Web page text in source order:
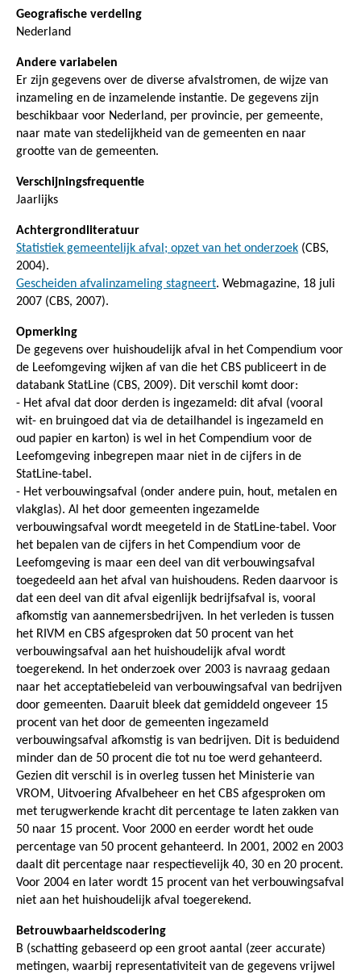
Geografische verdeling
Nederland
Andere variabelen
Er zijn gegevens over de diverse afvalstromen, de wijze van
inzameling en de inzamelende instantie. De gegevens zijn
beschikbaar voor Nederland, per provincie, per gemeente,
naar mate van stedelijkheid van de gemeenten en naar
grootte van de gemeenten.
Verschijningsfrequentie
Jaarlijks
Achtergrondliteratuur
Statistiek gemeentelijk afval; opzet van het onderzoek (CBS,
2004).
Gescheiden afvalinzameling stagneert. Webmagazine, 18 juli
2007 (CBS, 2007).
Opmerking
De gegevens over huishoudelijk afval in het Compendium voor
de Leefomgeving wijken af van die het CBS publiceert in de
databank StatLine (CBS, 2009). Dit verschil komt door:
- Het afval dat door derden is ingezameld: dit afval (vooral
wit- en bruingoed dat via de detailhandel is ingezameld en
oud papier en karton) is wel in het Compendium voor de
Leefomgeving inbegrepen maar niet in de cijfers in de
StatLine-tabel.
- Het verbouwingsafval (onder andere puin, hout, metalen en
vlakglas). Al het door gemeenten ingezamelde
verbouwingsafval wordt meegeteld in de StatLine-tabel. Voor
het bepalen van de cijfers in het Compendium voor de
Leefomgeving is maar een deel van dit verbouwingsafval
toegedeeld aan het afval van huishoudens. Reden daarvoor is
dat een deel van dit afval eigenlijk bedrijfsafval is, vooral
afkomstig van aannemersbedrijven. In het verleden is tussen
het RIVM en CBS afgesproken dat 50 procent van het
verbouwingsafval aan het huishoudelijk afval wordt
toegerekend. In het onderzoek over 2003 is navraag gedaan
naar het acceptatiebeleid van verbouwingsafval van bedrijven
door gemeenten. Daaruit bleek dat gemiddeld ongeveer 15
procent van het door de gemeenten ingezameld
verbouwingsafval afkomstig is van bedrijven. Dit is beduidend
minder dan de 50 procent die tot nu toe werd gehanteerd.
Gezien dit verschil is in overleg tussen het Ministerie van
VROM, Uitvoering Afvalbeheer en het CBS afgesproken om
met terugwerkende kracht dit percentage te laten zakken van
50 naar 15 procent. Voor 2000 en eerder wordt het oude
percentage van 50 procent gehanteerd. In 2001, 2002 en 2003
daalt dit percentage naar respectievelijk 40, 30 en 20 procent.
Voor 2004 en later wordt 15 procent van het verbouwingsafval
niet aan het huishoudelijk afval toegerekend.
Betrouwbaarheidscodering
B (schatting gebaseerd op een groot aantal (zeer accurate)
metingen, waarbij representativiteit van de gegevens vrijwel